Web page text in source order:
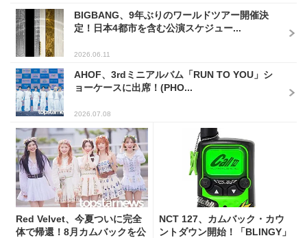
BIGBANG、9年ぶりのワールドツアー開催決
定！日本4都市を含む公演スケジュー...
2026.06.11
AHOF、3rdミニアルバム「RUN TO YOU」シ
ョーケースに出席！(PHO...
2026.07.08
Red Velvet、今夏ついに完全
体で帰還！8月カムバックを公
NCT 127、カムバック・カウ
ントダウン開始！「BLINGY」